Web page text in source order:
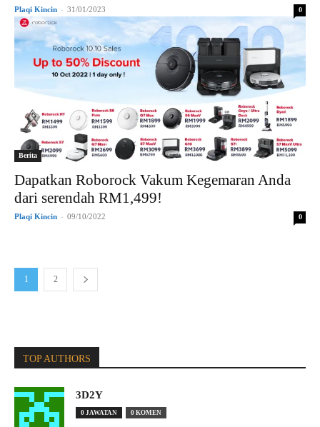
Plaqi Kincin - 31/01/2023 0
Berita
Dapatkan Roborock Vakum Kegemaran Anda
dari serendah RM1,499!
Plaqi Kincin - 09/10/2022 0
1 2
TOP AUTHORS
3D2Y
0 JAWATAN 0 KOMEN